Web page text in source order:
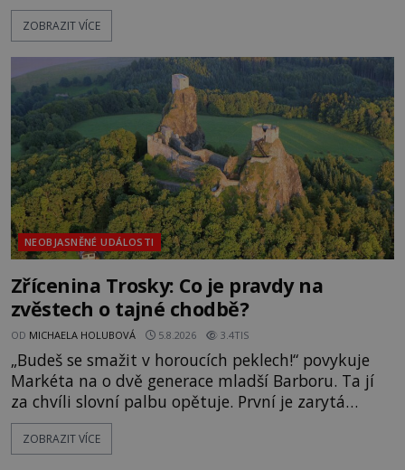
pláž takové netypické zbarvení? Nakolik jsou
pravdivé historky, že zde došlo k nevysvětlitelným
následovat. Vstupujeme na pláž Dumas ve městě
Surat. Gu
ZOBRAZIT VÍCE
NEOBJASNĚNÉ UDÁLOSTI
Zřícenina Trosky: Co je pravdy na
zvěstech o tajné chodbě?
OD MICHAELA HOLUBOVÁ 5.8.2026 3.4TIS
„Budeš se smažit v horoucích peklech!“ povykuje
Markéta na o dvě generace mladší Barboru. Ta jí
za chvíli slovní palbu opětuje. První je zarytá
katolička, druhá přesvědčená kališnice. A každá z
nich se usídlí na jedné z věží slavného hradu
ZOBRAZIT VÍCE